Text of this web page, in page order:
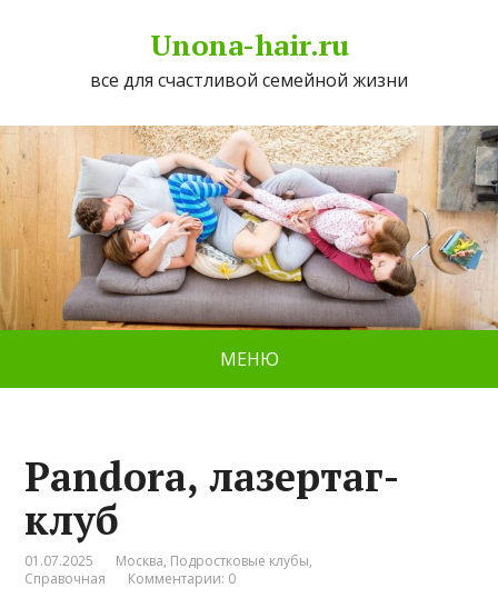
Unona-hair.ru
все для счастливой семейной жизни
МЕНЮ
Pandora, лазертаг-
клуб
01.07.2025 Москва, Подростковые клубы,
Справочная
Комментарии: 0